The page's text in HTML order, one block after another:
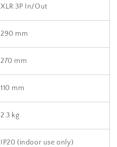
XLR 3P In/Out
290 mm
270 mm
110 mm
2.3 kg
IP20 (indoor use only)